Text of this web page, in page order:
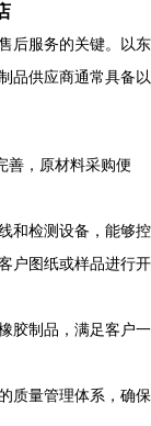
后服务的关键。以东
品供应商通常具备以
善，原材料采购便
和检测设备，能够控
户图纸或样品进行开
胶制品，满足客户一
质量管理体系，确保